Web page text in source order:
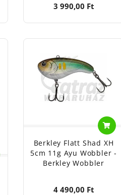
3 990,00 Ft
Berkley Flatt Shad XH
5cm 11g Ayu Wobbler -
Berkley Wobbler
4 490,00 Ft